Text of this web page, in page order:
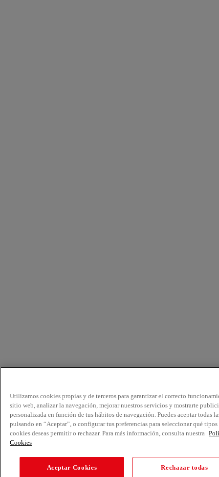
Utilizamos cookies propias y de terceros para garantizar el correcto
sitio web, analizar la navegación, mejorar nuestros servicios y mostrarte
personalizada en función de tus hábitos de navegación. Puedes aceptar todas
pulsando en “Aceptar”, o configurar tus preferencias para seleccionar qué tipos
cookies deseas permitir o rechazar. Para más información, consulta nuestra
Cookies
Aceptar Cookies Rechazar todas